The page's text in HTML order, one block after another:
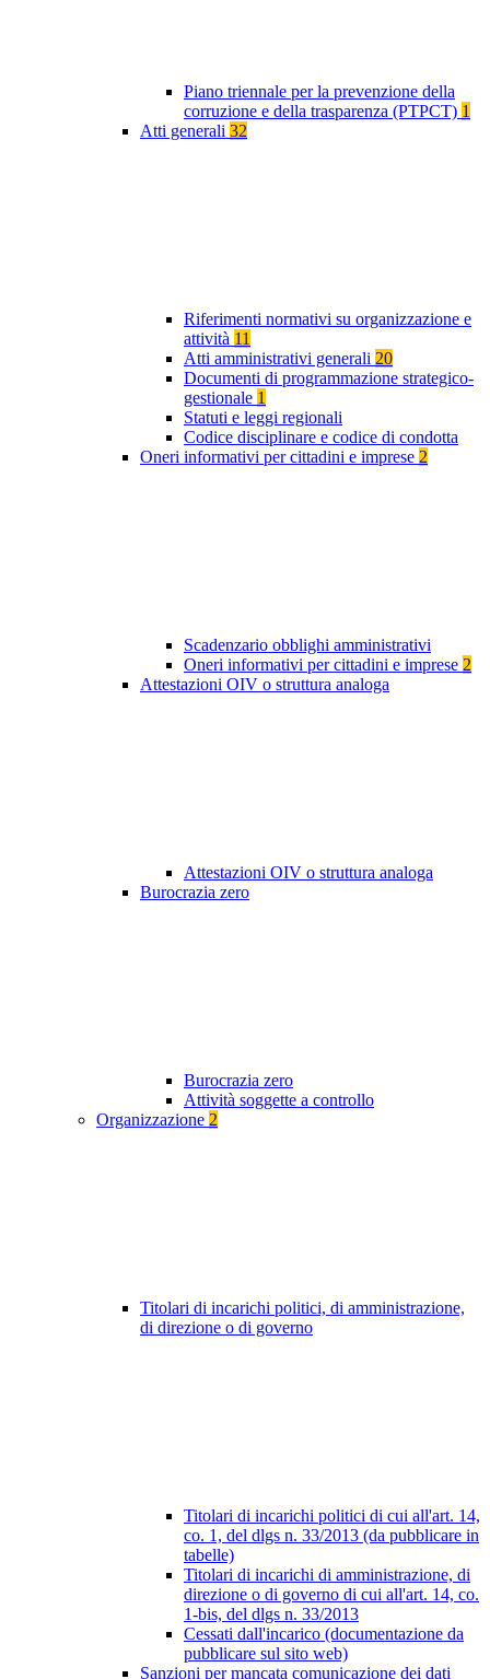
Piano triennale per la prevenzione della
corruzione e della trasparenza (PTPCT) 1
Atti generali 32
Riferimenti normativi su organizzazione e
attività 11
Atti amministrativi generali 20
Documenti di programmazione strategico-
gestionale 1
Statuti e leggi regionali
Codice disciplinare e codice di condotta
Oneri informativi per cittadini e imprese 2
Scadenzario obblighi amministrativi
Oneri informativi per cittadini e imprese 2
Attestazioni OIV o struttura analoga
Attestazioni OIV o struttura analoga
Burocrazia zero
Burocrazia zero
Attività soggette a controllo
Organizzazione 2
Titolari di incarichi politici, di amministrazione,
di direzione o di governo
Titolari di incarichi politici di cui all'art. 14,
co. 1, del dlgs n. 33/2013 (da pubblicare in
tabelle)
Titolari di incarichi di amministrazione, di
direzione o di governo di cui all'art. 14, co.
1-bis, del dlgs n. 33/2013
Cessati dall'incarico (documentazione da
pubblicare sul sito web)
Sanzioni per mancata comunicazione dei dati